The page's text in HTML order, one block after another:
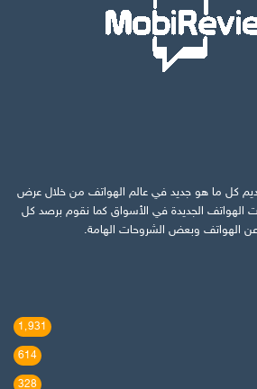
كل ما هو جديد في عالم الهواتف من خلال عرض
الهواتف الجديدة في الأسواق كما نقوم برصد كل
عن الهواتف وبعض الشروحات الهامة.
1٬931
614
328